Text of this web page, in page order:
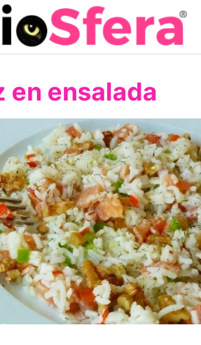
en ensalada